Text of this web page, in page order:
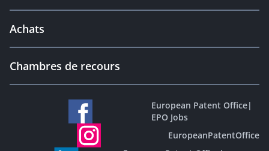
Achats
Chambres de recours
European Patent Office|
EPO Jobs
EuropeanPatentOffice